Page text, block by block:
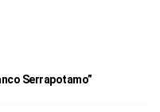
Serrapotamo”